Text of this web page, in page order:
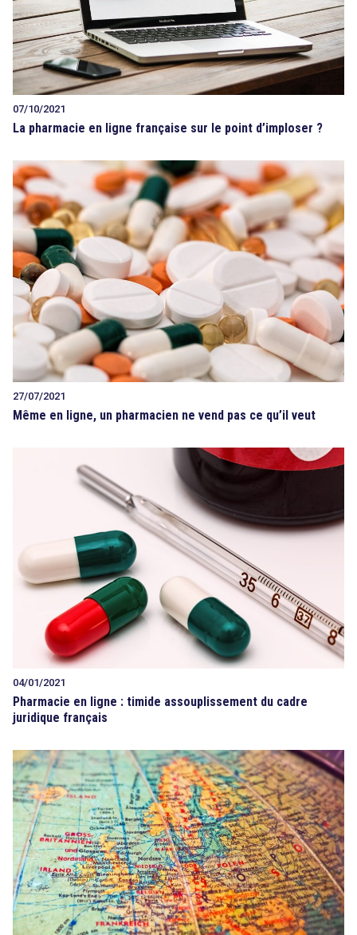
07/10/2021
La pharmacie en ligne française sur le point d’imploser ?
27/07/2021
Même en ligne, un pharmacien ne vend pas ce qu’il veut
04/01/2021
Pharmacie en ligne : timide assouplissement du cadre
juridique français